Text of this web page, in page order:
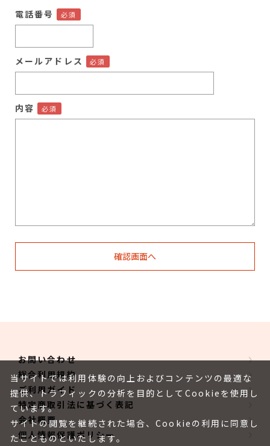
電話番号
メールアドレス
内容
お問い合わせ
総合利用規約
ご利用ガイド
特定商取引法に基づく表記
会社概要
個人情報保護ポリシー
当サイトでは利用体験の向上およびコンテンツの最適な
提供、トラフィックの分析を目的としてCookieを使用し
ています。
サイトの閲覧を継続された場合、Cookieの利用に同意し
たことものといたします。